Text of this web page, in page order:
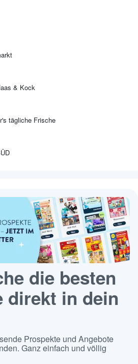
& Kock
tägliche Frische
die besten
direkt in dein
Prospekte und Angebote
Ganz einfach und völlig